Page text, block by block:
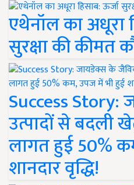
एथेनॉल का अधूरा
सुरक्षा की कीमत
Success
उत्पादों से बदली
लागत हुई 50%
शानदार वृद्धि!